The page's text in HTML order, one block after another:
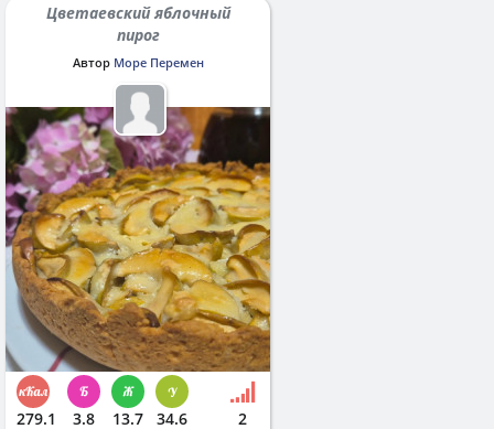
Цветаевский яблочный
пирог
Автор Море Перемен
279.1 3.8 13.7 34.6 2